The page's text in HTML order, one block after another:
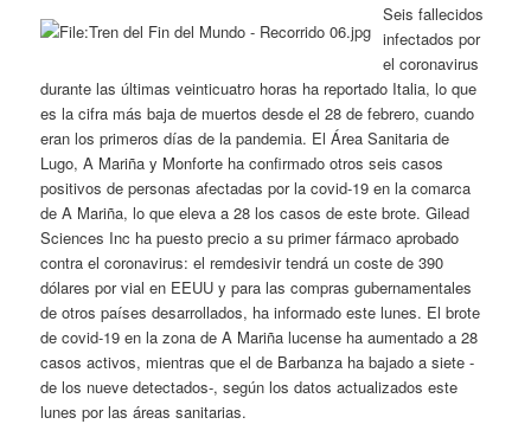
Seis fallecidos
infectados por
el coronavirus
durante las últimas veinticuatro horas ha reportado Italia, lo que
es la cifra más baja de muertos desde el 28 de febrero, cuando
eran los primeros días de la pandemia. El Área Sanitaria de
Lugo, A Mariña y Monforte ha confirmado otros seis casos
positivos de personas afectadas por la covid-19 en la comarca
de A Mariña, lo que eleva a 28 los casos de este brote. Gilead
Sciences Inc ha puesto precio a su primer fármaco aprobado
contra el coronavirus: el remdesivir tendrá un coste de 390
dólares por vial en EEUU y para las compras gubernamentales
de otros países desarrollados, ha informado este lunes. El brote
de covid-19 en la zona de A Mariña lucense ha aumentado a 28
casos activos, mientras que el de Barbanza ha bajado a siete -
de los nueve detectados-, según los datos actualizados este
lunes por las áreas sanitarias.